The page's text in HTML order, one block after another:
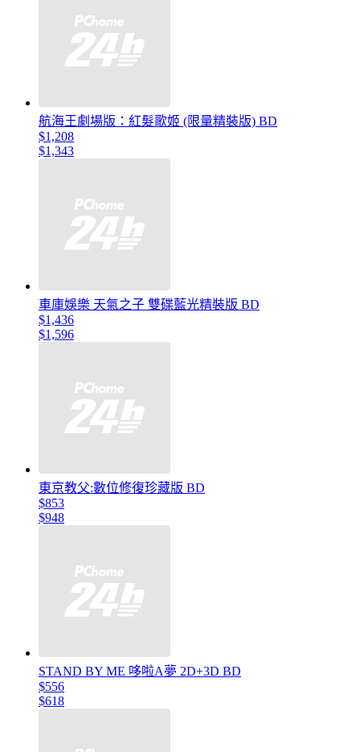
航海王劇場版：紅髮歌姬 (限量精裝版) BD
$1,208
$1,343
車庫娛樂 天氣之子 雙碟藍光精裝版 BD
$1,436
$1,596
東京教父:數位修復珍藏版 BD
$853
$948
STAND BY ME 哆啦A夢 2D+3D BD
$556
$618